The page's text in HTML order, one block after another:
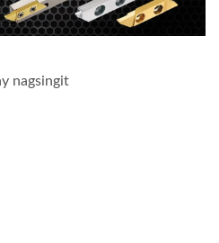
nagsingit